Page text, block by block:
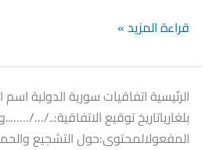
قراءة المزيد »
الرئيسية اتفاقيات سورية الدولية
بلغارياتاريخ توقيع الاتفاقية:../…/
المفعولالمحتوى:حول التشجيع
اتفاقية
جمهورية
بلغاريا